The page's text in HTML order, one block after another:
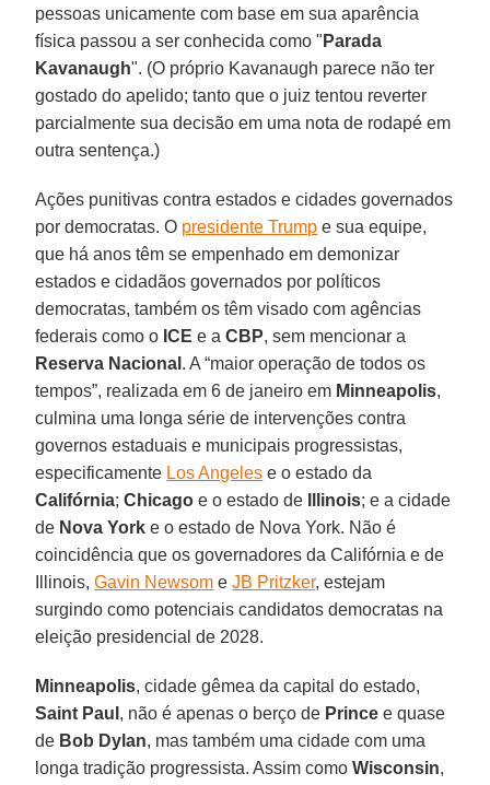
pessoas unicamente com base em sua aparência
física passou a ser conhecida como " Parada
Kavanaugh". (O próprio Kavanaugh parece não ter
gostado do apelido; tanto que o juiz tentou reverter
parcialmente sua decisão em uma nota de rodapé em
outra sentença.)
Ações punitivas contra estados e cidades governados
por democratas. O presidente Trump e sua equipe,
que há anos têm se empenhado em demonizar
estados e cidadãos governados por políticos
democratas, também os têm visado com agências
federais como o ICE e aCBP, sem mencionar a
Reserva Nacional . A “maior operação de todos os
tempos”, realizada em 6 de janeiro em Minneapolis,
culmina uma longa série de intervenções contra
governos estaduais e municipais progressistas,
especificamente Los Angeles e o estado da
Califórnia;Chicago e o estado de Illinois; e a cidade
de Nova York e o estado de Nova York. Não é
coincidência que os governadores da Califórnia e de
Illinois,Gavin Newsom eJB Pritzker, estejam
surgindo como potenciais candidatos democratas na
eleição presidencial de 2028.
Minneapolis, cidade gêmea da capital do estado,
Saint Paul , não é apenas o berço de Prince e quase
de Bob Dylan, mas também uma cidade com uma
longa tradição progressista. Assim comoWisconsin,